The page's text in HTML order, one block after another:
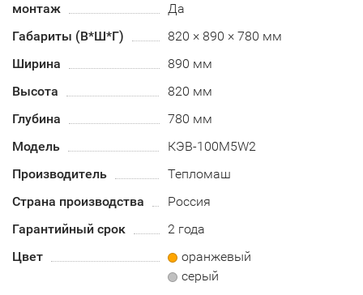
монтаж
Да
Габариты (В*Ш*Г)
820 × 890 × 780 мм
Ширина
890 мм
Высота
820 мм
Глубина
780 мм
Модель
КЭВ-100M5W2
Производитель
Тепломаш
Страна производства
Россия
Гарантийный срок
2 года
Цвет
оранжевый
серый